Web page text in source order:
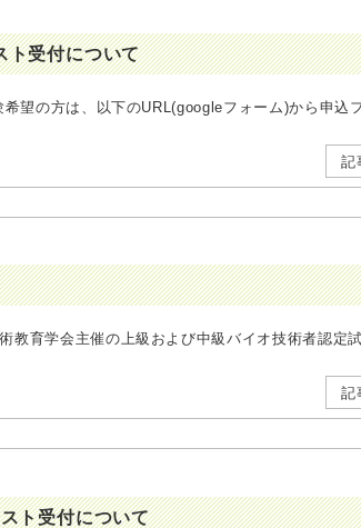
ト受付について
の方は、以下のURL(googleフォーム)から申込
記
育学会主催の上級および中級バイオ技術者認定
記
ト受付について